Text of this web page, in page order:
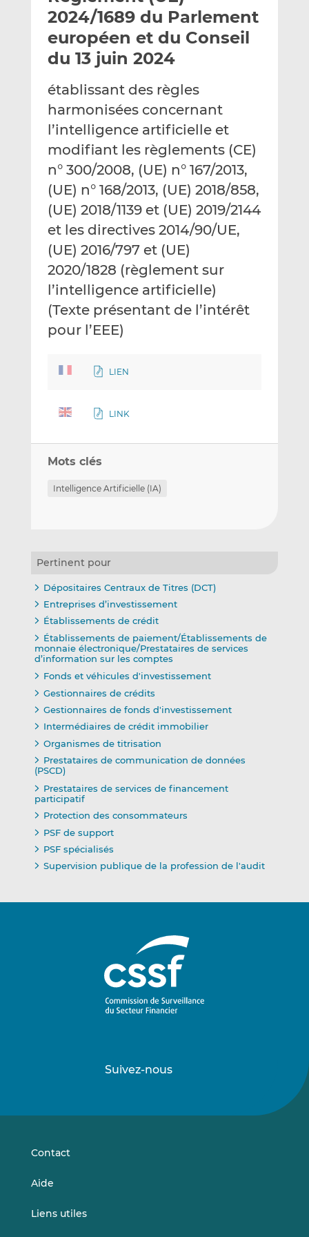
e
r
p
a
e
m
i
l
g
e
r
s
r
L
n
k
e
d
n
g
e
r
s
r
F
a
c
e
b
k
2024/1689 du Parlement
européen et du Conseil
du 13 juin 2024
établissant des règles
harmonisées concernant
l’intelligence artificielle et
modifiant les règlements (CE)
n° 300/2008, (UE) n° 167/2013,
(UE) n° 168/2013, (UE) 2018/858,
(UE) 2018/1139 et (UE) 2019/2144
et les directives 2014/90/UE,
(UE) 2016/797 et (UE)
2020/1828 (règlement sur
l’intelligence artificielle)
(Texte présentant de l’intérêt
pour l’EEE)
LIEN
LINK
Mots clés
Intelligence Artificielle (IA)
Pertinent pour
Dépositaires Centraux de Titres (DCT)
Entreprises d’investissement
Établissements de crédit
Établissements de paiement/Établissements de
monnaie électronique/Prestataires de services
d’information sur les comptes
Fonds et véhicules d'investissement
Gestionnaires de crédits
Gestionnaires de fonds d'investissement
Intermédiaires de crédit immobilier
Organismes de titrisation
Prestataires de communication de données
(PSCD)
Prestataires de services de financement
participatif
Protection des consommateurs
PSF de support
PSF spécialisés
Supervision publique de la profession de l'audit
Suivez-nous
sursur
Contact
Aide
Liens utiles